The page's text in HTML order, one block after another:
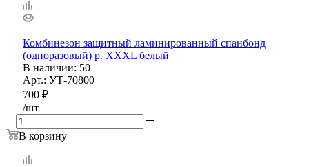
Комбинезон защитный ламинированный спанбонд
(одноразовый) р. ХXХL белый
В наличии: 50
Арт.: УТ-70800
700 ₽
/шт
В корзину